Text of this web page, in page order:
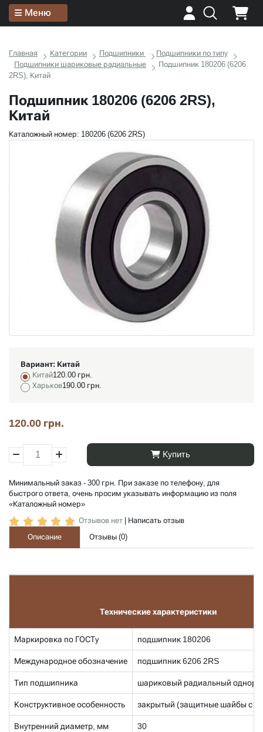
Меню
Главная Категории Подшипники
Подшипники по типу
Подшипники шариковые радиальные
Подшипник 180206 (6206
2RS), Китай
Подшипник 180206 (6206 2RS),
Китай
Каталожный номер: 180206 (6206 2RS)
Вариант: Китай
Китай120.00 грн.
Харьков190.00 грн.
120.00 грн.
Купить
Минимальный заказ - 300 грн. При заказе по телефону, для
быстрого ответа, очень просим указывать информацию из поля
«Каталожный номер»
Отзывов нет
Написать отзыв
Описание
Отзывы (0)
Технические характеристики
Маркировка по ГОСТу подшипник 180206
Международное обозначение подшипник 6206 2RS
Тип подшипника шариковый радиальный
Конструктивное особенность закрытый (защитные шайбы с
Внутренний диаметр, мм 30